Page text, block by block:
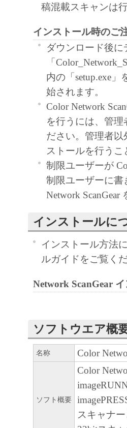
点、または「本ソ
お客様が本契約書
ア」を使用するこ
１．許諾
(1) キヤノンは、
のために、「キヤ
通じ接続される複
言います。）にお
約書においては、
憶媒体上にインス
おいて表示するこ
ることのいずれも
的権利をお客様に
定機器」にネット
上で、かかるコン
ェア」を使用させ
ともに、その履行
するためのバック
部、複製すること
(3) 上記(1)および
ヤノンのライセン
と黙示たるとを問
るいは許諾される
稿混載スキャンは
インストール時のご
ダウンロード後に
「
内の「setup.exe
始されます。
Color Network
を行うには、管理
ださい。管理者
ストールを行うこ
制限ユーザーが
制限ユーザーに書
Network
インストールに
インストール方法
ルガイドをご覧くだ
Network ScanGear
ソフトウエア概
名称 Color
ソフト概要
Color
スキャナ